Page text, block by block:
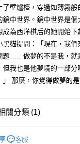
了壁爐檯，穿過如薄霧
鏡中世界。鏡中世界是
成為西洋棋后的她開始
黑貓提問：「現在，我
題……做夢的不是我，就
但我也是他夢境的一部
」 那麼，你覺得做夢的是
關分類 (1)
客服